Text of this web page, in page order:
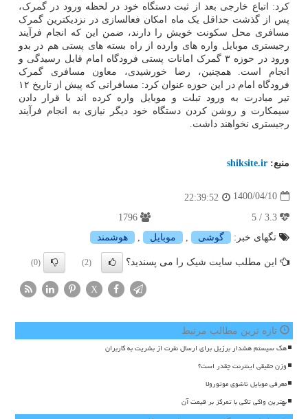
کرد: اتباع خارجی بعد از ثبت دستگاه خود در لحظه ورود در گمرک،
پس از گذشت حداقل یک ماه امکان فعالسازی در نزدیکترین گمرک
مسافری محل سکونت خویش را دارند، ضمن این که انجام فرآیند
رجیستری موبایل واره های وارده از راه بسته های پستی هم در بدو
ورود در حوزه ۳ گمرک امانات پستی فرودگاه امام قابل رسیدگی و
انجام است. همچنین، رضا خورشیدی، معاون مسافری گمرک
فرودگاه امام در این حوزه عنوان کرد: مسافرانی که پیش از تاریخ ۱۲
تیر مبادرت به ورود تبلت و موبایل واره کرده اند با قرار دادن
سیمکارت و روشن کردن دستگاه خود دیگر نیازی به انجام فرآیند
رجیستری نخواهند داشت.
منبع: shiksite.ir
1400/04/10
22:39:52
تگهای خبر:
گوشی موبایل هوشمند
این مطلب سایت شیک را می پسندید؟ (2)
(0)
X
تازه ترین مطالب مرتبط
هک سیستم هشدار برزیل برای ارسال نفرت از بشریت به کاربران
وزن حقیقی اینترنت چقدر است؟
معرفی موبایل تاشوی موتورولا
بهترین واکی تاکی با تمرکز بر قیمت آن